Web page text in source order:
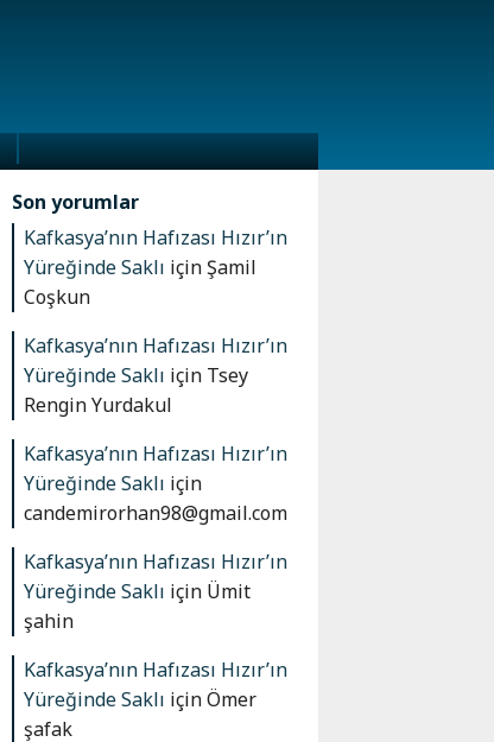
Son yorumlar
Kafkasya’nın Hafızası Hızır’ın
Yüreğinde Saklı içinŞamil
Coşkun
Kafkasya’nın Hafızası Hızır’ın
Yüreğinde Saklı için Tsey
Rengin Yurdakul
Kafkasya’nın Hafızası Hızır’ın
Yüreğinde Saklı için
candemirorhan98@gmail.com
Kafkasya’nın Hafızası Hızır’ın
Yüreğinde Saklı için Ümit
şahin
Kafkasya’nın Hafızası Hızır’ın
Yüreğinde Saklı içinÖmer
şafak